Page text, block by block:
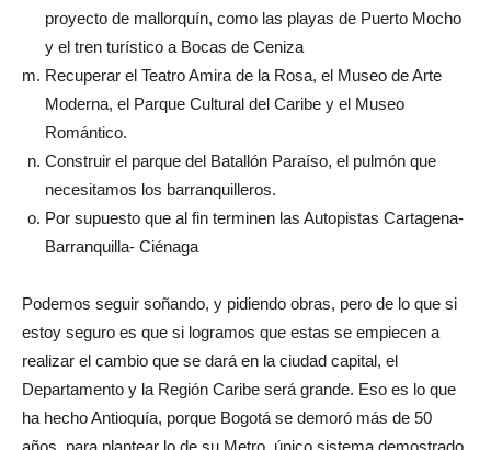
proyecto de mallorquín, como las playas de Puerto Mocho
y el tren turístico a Bocas de Ceniza
Recuperar el Teatro Amira de la Rosa, el Museo de Arte
Moderna, el Parque Cultural del Caribe y el Museo
Romántico.
Construir el parque del Batallón Paraíso, el pulmón que
necesitamos los barranquilleros.
Por supuesto que al fin terminen las Autopistas Cartagena-
Barranquilla- Ciénaga
Podemos seguir soñando, y pidiendo obras, pero de lo que si
estoy seguro es que si logramos que estas se empiecen a
realizar el cambio que se dará en la ciudad capital, el
Departamento y la Región Caribe será grande. Eso es lo que
ha hecho Antioquía, porque Bogotá se demoró más de 50
años, para plantear lo de su Metro, único sistema demostrado